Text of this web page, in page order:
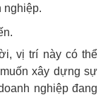
nghiệp.
vị trí này có thể
xây dựng sự
nghiệp đang